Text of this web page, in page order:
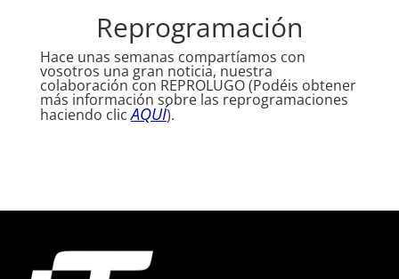
Reprogramación
Hace unas semanas compartíamos con
vosotros una gran noticia, nuestra
colaboración con REPROLUGO (Podéis obtener
más información sobre las reprogramaciones
haciendo clicAQUÍ).